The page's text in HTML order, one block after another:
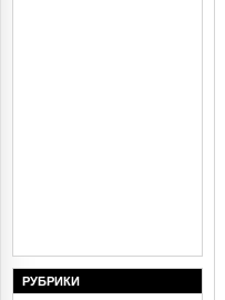
РУБРИКИ